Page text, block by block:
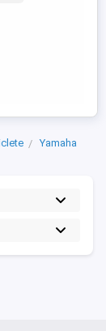
a ieșit pe poarta
e în stare de
Yamaha